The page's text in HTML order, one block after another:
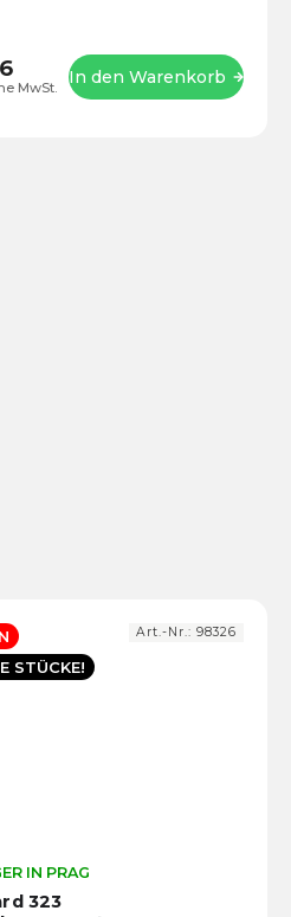
MwSt. In den Warenkorb
STÜCKE!
323
IN PRAG
Art.-Nr.: 98326